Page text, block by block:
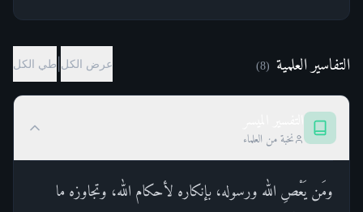
التفاسير العلمية (
8
) عرض الكل طي الكل
نخبة من العلماء
ومَن يَعْصِ الله ورسوله، بإنكاره لأحكام الله، وتجاوزه ما